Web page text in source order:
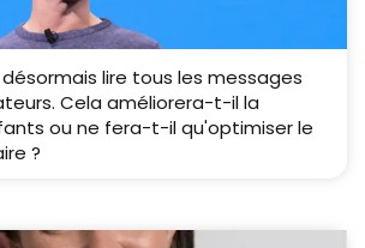
lire tous les messages
Cela améliorera-t-il la
ou ne fera-t-il qu'optimiser le
?